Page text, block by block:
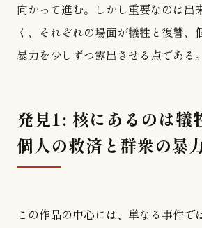
向かって進む。しかし重要なのは出
く、それぞれの場面が犠牲と復讐、
暴力を少しずつ露出させる点である。
発見1: 核にあるのは犠
個人の救済と群衆の暴
この作品の中心には、単なる事件で